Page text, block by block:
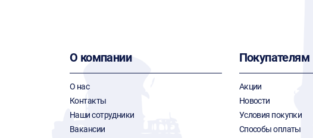
О компании
О нас
Контакты
Наши сотрудники
Вакансии
Покупателям
Акции
Новости
Условия покупки
Способы оплаты